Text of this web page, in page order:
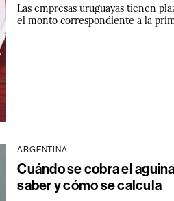
Las empresas uruguayas tienen
el monto correspondiente a la
ARGENTINA
Cuándo se cobra el
saber y cómo se calcula